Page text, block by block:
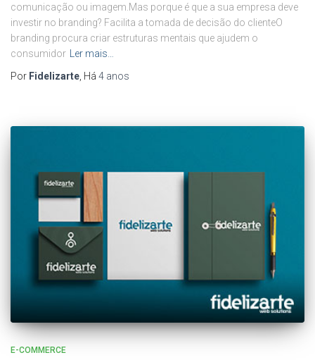
comunicação ou imagem.Mas porque é que a sua empresa deve
investir no branding? Facilita a tomada de decisão do clienteO
branding procura criar estruturas mentais que ajudem o
consumidor Ler mais…
Por Fidelizarte, Há 4 anos
E-COMMERCE